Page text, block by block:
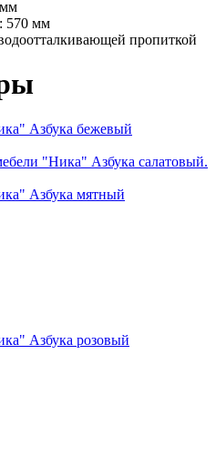
мм
570 мм
пропиткой
Азбука бежевый
"Ника" Азбука салатовый.
Азбука мятный
Азбука розовый